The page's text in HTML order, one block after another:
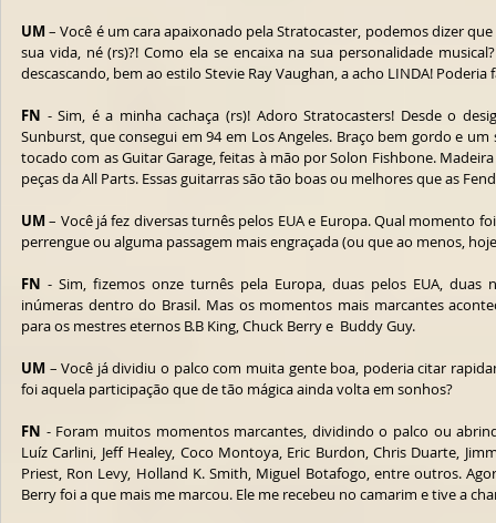
UM – Você é um cara apaixonado pela Stratocaster, podemos dizer
sua vida, né (rs)?! Como ela se encaixa na sua personalidade
descascando, bem ao estilo Stevie Ray Vaughan, a acho LINDA! Poderia
FN - Sim, é a minha cachaça (rs)! Adoro Stratocasters! Desde o
Sunburst, que consegui em 94 em Los Angeles. Braço bem gordo e
tocado com as Guitar Garage, feitas à mão por Solon Fishbone.
peças da All Parts. Essas guitarras são tão boas ou melhores que as
UM – Você já fez diversas turnês pelos EUA e Europa. Qual momento
perrengue ou alguma passagem mais engraçada (ou que ao menos,
FN - Sim, fizemos onze turnês pela Europa, duas pelos EUA, duas
inúmeras dentro do Brasil. Mas os momentos mais marcantes
para os mestres eternos B.B King, Chuck Berry e  Buddy Guy.
UM – Você já dividiu o palco com muita gente boa, poderia citar
foi aquela participação que de tão mágica ainda volta em sonhos?
FN - Foram muitos momentos marcantes, dividindo o palco ou
Luíz Carlini, Jeff Healey, Coco Montoya, Eric Burdon, Chris Duarte,
Priest, Ron Levy, Holland K. Smith, Miguel Botafogo, entre outros.
Berry foi a que mais me marcou. Ele me recebeu no camarim e tive a